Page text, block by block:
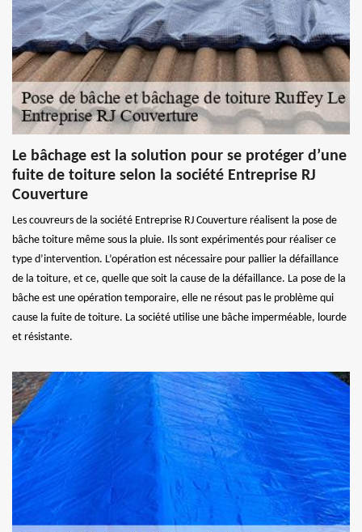
Le bâchage est la solution pour se protéger d’une
fuite de toiture selon la société Entreprise RJ
Couverture
Les couvreurs de la société Entreprise RJ Couverture réalisent la pose de
bâche toiture même sous la pluie. Ils sont expérimentés pour réaliser ce
type d’intervention. L’opération est nécessaire pour pallier la défaillance
de la toiture, et ce, quelle que soit la cause de la défaillance. La pose de la
bâche est une opération temporaire, elle ne résout pas le problème qui
cause la fuite de toiture. La société utilise une bâche imperméable, lourde
et résistante.